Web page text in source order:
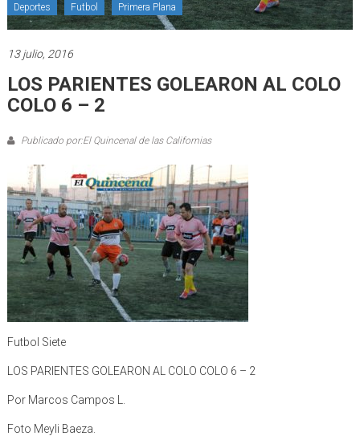
Deportes Futbol Primera Plana
13 julio, 2016
LOS PARIENTES GOLEARON AL COLO
COLO 6 – 2
Publicado por:El Quincenal de las Californias
Futbol Siete
LOS PARIENTES GOLEARON AL COLO COLO 6 – 2
Por Marcos Campos L.
Foto Meyli Baeza.